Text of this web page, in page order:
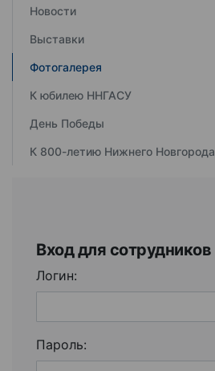
Новости
Выставки
Фотогалерея
К юбилею ННГАСУ
День Победы
К 800-летию Нижнего Новгорода
Вход для сотрудников
Логин:
Пароль: